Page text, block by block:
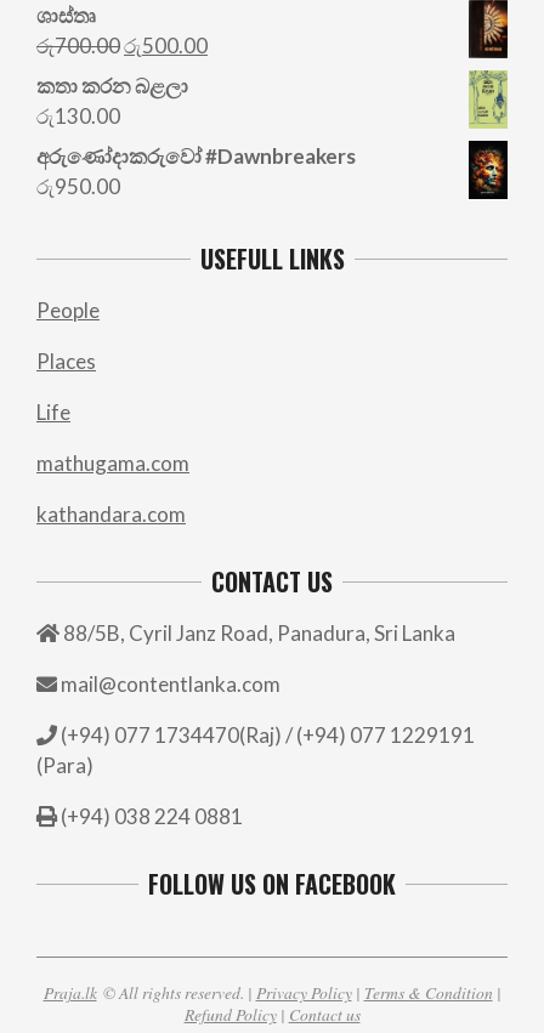
ශාස්තෘ
රු700.00Original
price
was:
රු500.00Current
කතා කරන බළලා
රු130.00
අරු‍ණෝදාකරුවෝ #Dawnbreakers
රු950.00
USEFULL LINKS
People
Places
Life
mathugama.com
kathandara.com
CONTACT US
88/5B, Cyril Janz Road, Panadura, Sri Lanka
mail@contentlanka.com
(+94) 077 1734470(Raj) / (+94) 077 1229191
(Para)
(+94) 038 224 0881
FOLLOW US ON FACEBOOK
Praja.lk© All rights reserved. | Privacy Policy| Terms & Condition |
Refund Policy| Contact us